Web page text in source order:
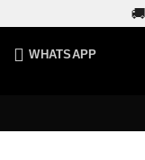
Skip
WHATSAPP
🚚